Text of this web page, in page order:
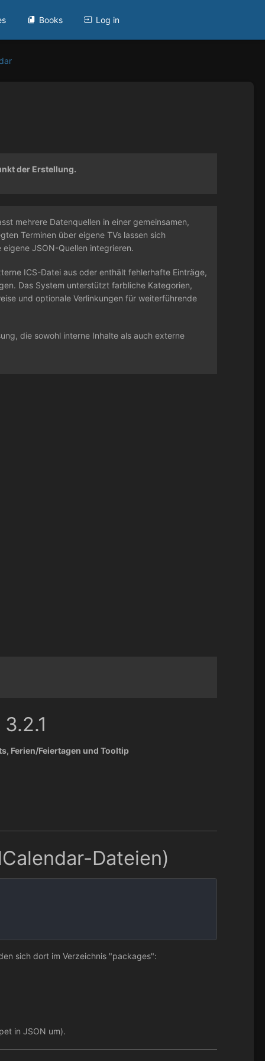
Books Log in
der Erstellung.
mehrere Datenquellen in einer gemeinsamen,
Terminen über eigene TVs lassen sich
JSON-Quellen integrieren.
ICS-Datei aus oder enthält fehlerhafte Einträge,
Das System unterstützt farbliche Kategorien,
und optionale Verlinkungen für weiterführende
die sowohl interne Inhalte als auch externe
Ferien/Feiertagen und Tooltip
Dateien)
sich dort im Verzeichnis "packages":
in JSON um).